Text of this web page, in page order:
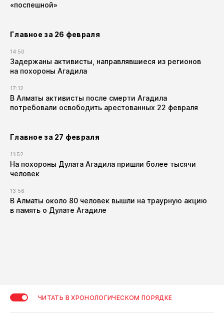
«поспешной»
Главное за 26 февраля
14:50
Задержаны активисты, направлявшиеся из регионов
на похороны Агадила
17:12
В Алматы активисты после смерти Агадила
потребовали освободить арестованных 22 февраля
Главное за 27 февраля
11:52
​На похороны Дулата Агадила пришли более тысячи
человек
13:56
​В Алматы около 80 человек вышли на траурную акцию
в память о Дулате Агадиле
ЧИТАТЬ В ХРОНОЛОГИЧЕСКОМ ПОРЯДКЕ